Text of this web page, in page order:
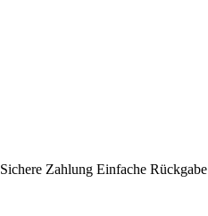
Sichere Zahlung Einfache Rückgabe